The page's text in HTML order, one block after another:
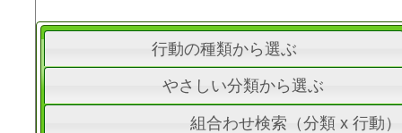
行動の種類から選ぶ
やさしい分類から選ぶ
組合わせ検索（分類 x 行動）